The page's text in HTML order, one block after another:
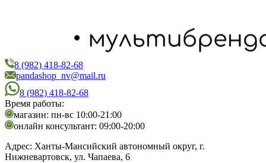
PandaShop
Интернет-магазин косметики
8 (982) 418-82-68
pandashop_nv@mail.ru
8 (982) 418-82-68
Время работы:
магазин: пн-вс 10:00-21:00
онлайн консультант: 09:00-20:00
Адрес: Ханты-Мансийский автономный округ, г.
Нижневартовск, ул. Чапаева, 6